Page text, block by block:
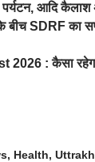
पर्यटन, आदि
बीच SDRF का
: कैसा
, Health,